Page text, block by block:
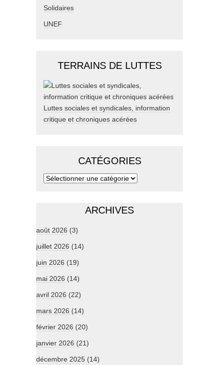
Solidaires
UNEF
TERRAINS DE LUTTES
Luttes sociales et syndicales, information
critique et chroniques acérées
CATÉGORIES
ARCHIVES
août 2026 (3)
juillet 2026 (14)
juin 2026 (19)
mai 2026 (14)
avril 2026 (22)
mars 2026 (14)
février 2026 (20)
janvier 2026 (21)
décembre 2025 (14)